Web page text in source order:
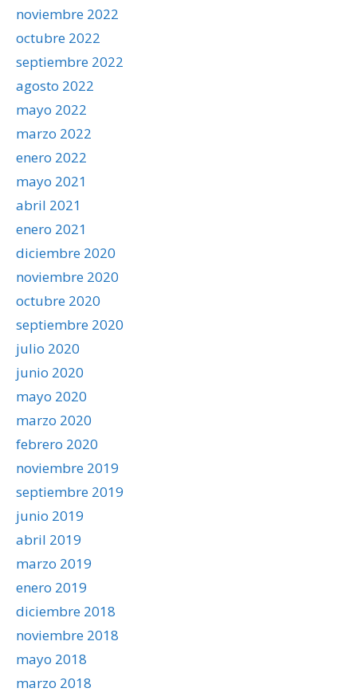
noviembre 2022
octubre 2022
septiembre 2022
agosto 2022
mayo 2022
marzo 2022
enero 2022
mayo 2021
abril 2021
enero 2021
diciembre 2020
noviembre 2020
octubre 2020
septiembre 2020
julio 2020
junio 2020
mayo 2020
marzo 2020
febrero 2020
noviembre 2019
septiembre 2019
junio 2019
abril 2019
marzo 2019
enero 2019
diciembre 2018
noviembre 2018
mayo 2018
marzo 2018